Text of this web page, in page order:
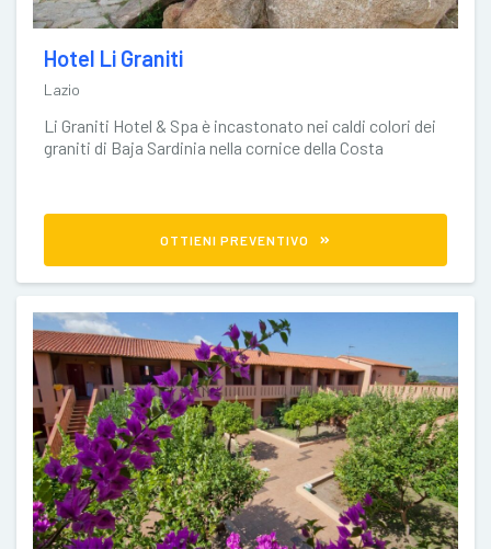
Hotel Li Graniti
Lazio
Li Graniti Hotel & Spa è incastonato nei caldi colori dei
graniti di Baja Sardinia nella cornice della Costa
OTTIENI PREVENTIVO